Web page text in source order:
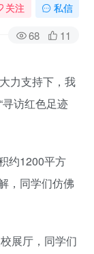
关注 私信
68 11
力支持下，我
访红色足迹
约1200平方
，同学们仿佛
展厅，同学们
？立即注册
录